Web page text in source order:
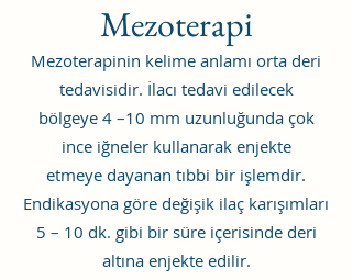
Mezoterapi
Mezoterapinin kelime anlamı orta deri
tedavisidir. İlacı tedavi edilecek
bölgeye 4 –10 mm uzunluğunda çok
ince iğneler kullanarak enjekte
etmeye dayanan tıbbi bir işlemdir.
Endikasyona göre değişik ilaç karışımları
5 – 10 dk. gibi bir süre içerisinde deri
altına enjekte edilir.